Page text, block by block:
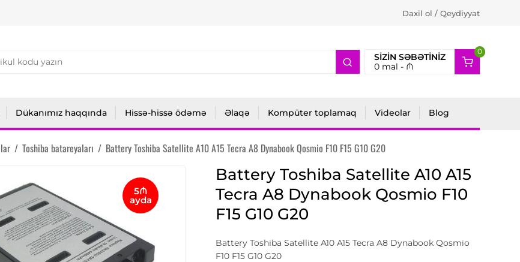
Daxil ol / Qeydiyyat
SIZIN SƏBƏTINIZ
0mal - ₼
0
2
Dükanımız haqqında Hissə-hissə ödəmə Əlaqə Kompüter toplamaq Videolar Blog
/ Toshiba batareyaları / Battery Toshiba Satellite A10 A15 Tecra A8 Dynabook Qosmio F10 F15 G10 G20
5₼
ayda
Battery Toshiba Satellite A10 A15
Tecra A8 Dynabook Qosmio F10
F15 G10 G20
Battery Toshiba Satellite A10 A15 Tecra A8 Dynabook Qosmio
F10 F15 G10 G20